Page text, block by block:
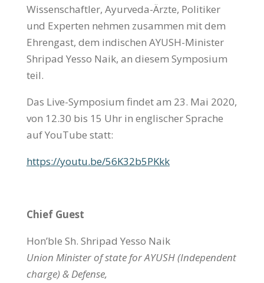
Wissenschaftler, Ayurveda-Ärzte, Politiker
und Experten nehmen zusammen mit dem
Ehrengast, dem indischen AYUSH-Minister
Shripad Yesso Naik, an diesem Symposium
teil.
Das Live-Symposium findet am 23. Mai 2020,
von 12.30 bis 15 Uhr in englischer Sprache
auf YouTube statt:
https://youtu.be/56K32b5PKkk
Chief Guest
Hon’ble Sh. Shripad Yesso Naik
Union Minister of state for AYUSH (Independent
charge) & Defense,